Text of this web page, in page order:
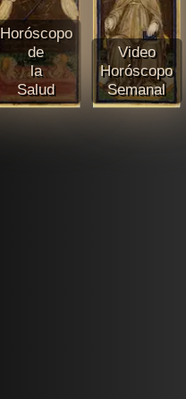
Horóscopo
de
la
Salud
Video
Horóscopo
Semanal